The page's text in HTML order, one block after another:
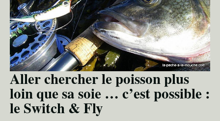
Aller chercher le poisson plus
loin que sa soie … c’est possible :
le Switch & Fly